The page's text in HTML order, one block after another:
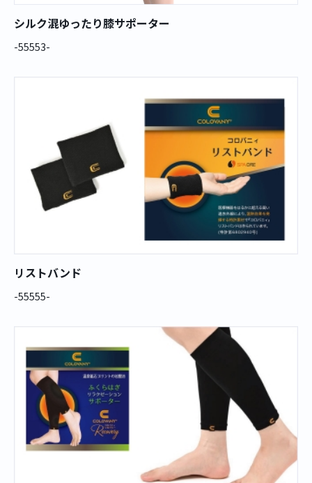
シルク混ゆったり膝サポーター
-55553-
リストバンド
-55555-